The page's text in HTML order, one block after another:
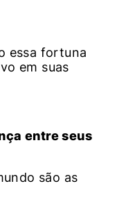
essa fortuna
em suas
entre seus
são as